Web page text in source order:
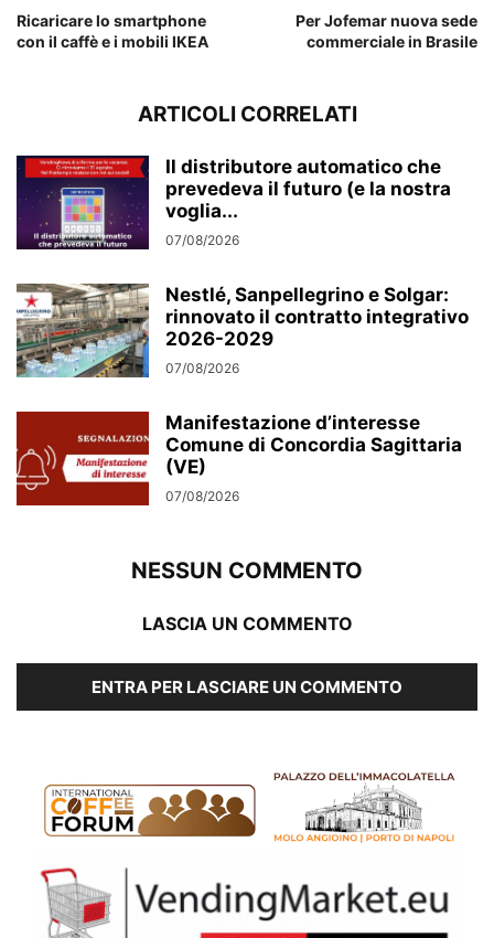
Ricaricare lo smartphone
con il caffè e i mobili IKEA
Per Jofemar nuova sede
commerciale in Brasile
ARTICOLI CORRELATI
Il distributore automatico che
prevedeva il futuro (e la nostra
voglia...
07/08/2026
Nestlé, Sanpellegrino e Solgar:
rinnovato il contratto integrativo
2026-2029
07/08/2026
Manifestazione d’interesse
Comune di Concordia Sagittaria
(VE)
07/08/2026
NESSUN COMMENTO
LASCIA UN COMMENTO
ENTRA PER LASCIARE UN COMMENTO